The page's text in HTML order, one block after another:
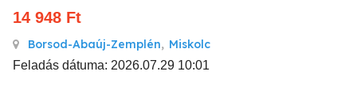
14 948 Ft
Borsod-Abaúj-Zemplén, Miskolc
Feladás dátuma: 2026.07.29 10:01